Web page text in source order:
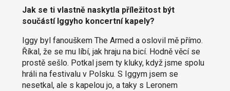
Jak se ti vlastně naskytla příležitost být
součástí Iggyho koncertní kapely?
Iggy byl fanouškem The Armed a oslovil mě přímo.
Říkal, že se mu líbí, jak hraju na bicí. Hodně věcí se
prostě sešlo. Potkal jsem ty kluky, když jsme spolu
hráli na festivalu v Polsku. S Iggym jsem se
nesetkal, ale s kapelou jo, a taky s Leronem